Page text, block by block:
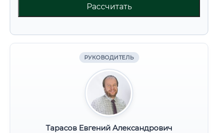
Рассчитать
РУКОВОДИТЕЛЬ
Тарасов Евгений Александрович